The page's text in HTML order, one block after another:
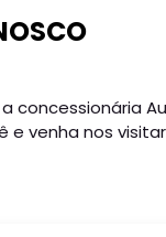
concessionária
e venha nos